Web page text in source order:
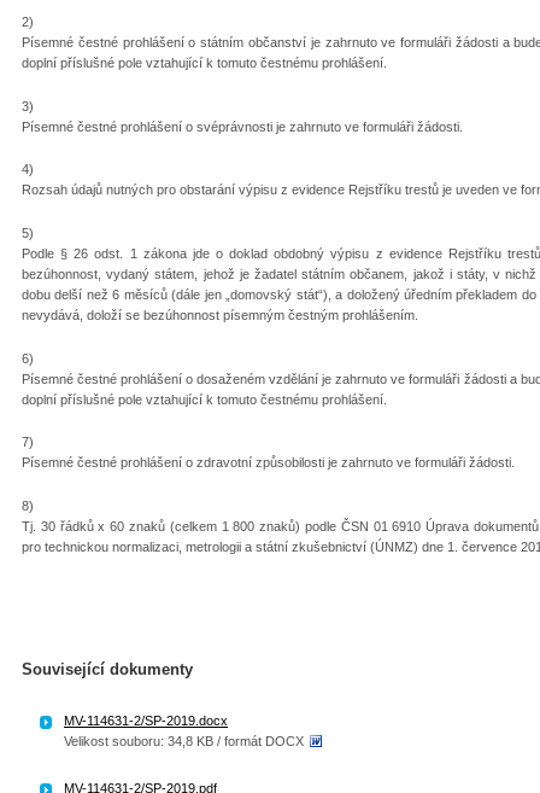
2)
Písemné čestné prohlášení o státním občanství je zahrnuto ve formuláři žádosti a
doplní příslušné pole vztahující k tomuto čestnému prohlášení.
3)
Písemné čestné prohlášení o svéprávnosti je zahrnuto ve formuláři žádosti.
4)
Rozsah údajů nutných pro obstarání výpisu z evidence Rejstříku trestů je uveden ve
5)
Podle § 26 odst. 1 zákona jde o doklad obdobný výpisu z evidence Rejstříku
bezúhonnost, vydaný státem, jehož je žadatel státním občanem, jakož i státy, v
dobu delší než 6 měsíců (dále jen „domovský stát“), a doložený úředním překladem
nevydává, doloží se bezúhonnost písemným čestným prohlášením.
6)
Písemné čestné prohlášení o dosaženém vzdělání je zahrnuto ve formuláři žádosti a
doplní příslušné pole vztahující k tomuto čestnému prohlášení.
7)
Písemné čestné prohlášení o zdravotní způsobilosti je zahrnuto ve formuláři žádosti.
8)
Tj. 30 řádků x 60 znaků (celkem 1 800 znaků) podle ČSN 01 6910 Úprava
pro technickou normalizaci, metrologii a státní zkušebnictví (ÚNMZ) dne 1. července
Související dokumenty
MV-114631-2/SP-2019.docx
Velikost souboru: 34,8 KB / formát DOCX
MV-114631-2/SP-2019.pdf